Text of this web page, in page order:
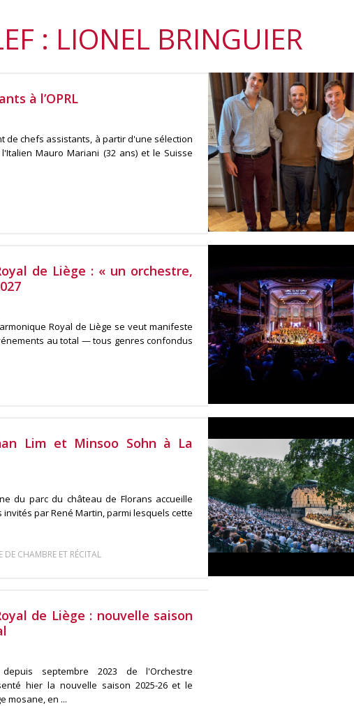
: LIONEL BRINGUIER
à l’OPRL
de chefs assistants, à partir d'une sélection
Mauro Mariani (32 ans) et le Suisse
de Liège : « un orchestre,
Royal de Liège se veut manifeste
au total — tous genres confondus
Lim et Minsoo Sohn à La
du parc du château de Florans accueille
par René Martin, parmi lesquels cette
DE CHAMBRE ET RÉCITAL
de Liège : nouvelle saison
septembre 2023 de l'Orchestre
hier la nouvelle saison 2025-26 et le
mosane, en ...